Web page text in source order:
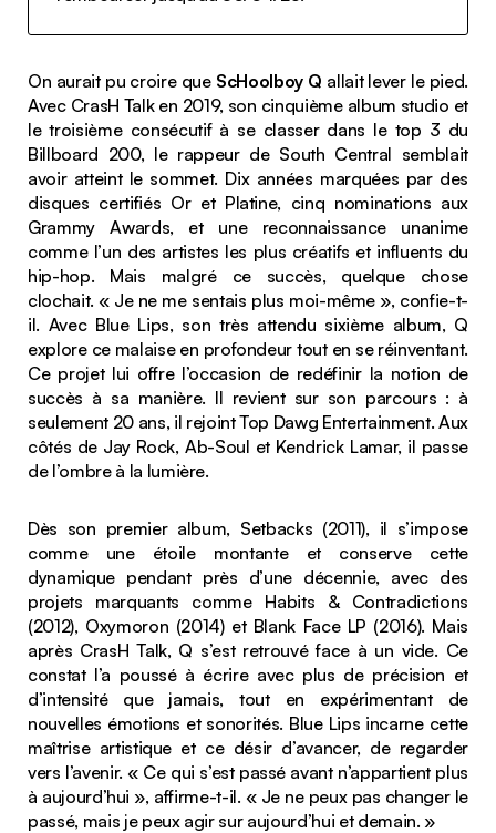
On aurait pu croire queScHoolboy Q allait lever le pied.
Avec CrasH Talken 2019, son cinquième album studio et
le troisième consécutif à se classer dans le top 3 du
Billboard 200, le rappeur de South Central semblait
avoir atteint le sommet. Dix années marquées par des
disques certifiés Or et Platine, cinq nominations aux
Grammy Awards, et une reconnaissance unanime
comme l’un des artistes les plus créatifs et influents du
hip-hop. Mais malgré ce succès, quelque chose
clochait. « Je ne me sentais plus moi-même », confie-t-
il. Avec Blue Lips, son très attendu sixième album, Q
explore ce malaise en profondeur tout en se réinventant.
Ce projet lui offre l’occasion de redéfinir la notion de
succès à sa manière. Il revient sur son parcours : à
seulement 20 ans, il rejoint Top Dawg Entertainment. Aux
côtés de Jay Rock, Ab-Soul et Kendrick Lamar, il passe
de l’ombre à la lumière.
Dès son premier album, Setbacks (2011), il s’impose
comme une étoile montante et conserve cette
dynamique pendant près d’une décennie, avec des
projets marquants comme Habits & Contradictions
(2012), Oxymoron (2014) et Blank Face LP (2016). Mais
après CrasH Talk, Q s’est retrouvé face à un vide. Ce
constat l’a poussé à écrire avec plus de précision et
d’intensité que jamais, tout en expérimentant de
nouvelles émotions et sonorités. Blue Lips incarne cette
maîtrise artistique et ce désir d’avancer, de regarder
vers l’avenir. « Ce qui s’est passé avant n’appartient plus
à aujourd’hui », affirme-t-il. « Je ne peux pas changer le
passé, mais je peux agir sur aujourd’hui et demain. »